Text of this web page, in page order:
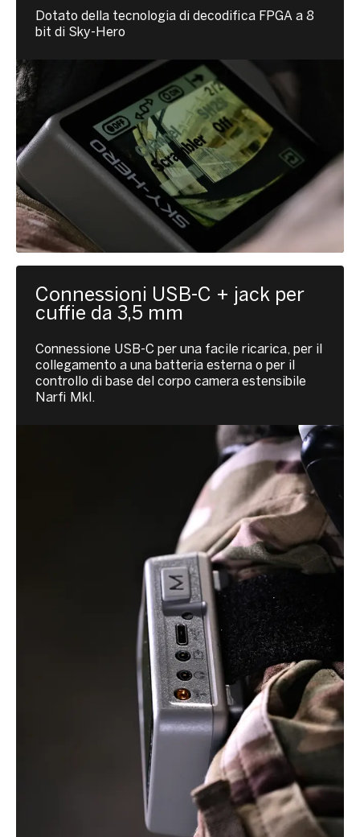
Dotato della tecnologia di decodifica FPGA a 8
bit di Sky-Hero
Connessioni USB-C + jack per
cuffie da 3,5 mm
Connessione USB-C per una facile ricarica, per il
collegamento a una batteria esterna o per il
controllo di base del corpo camera estensibile
Narfi Mkl.